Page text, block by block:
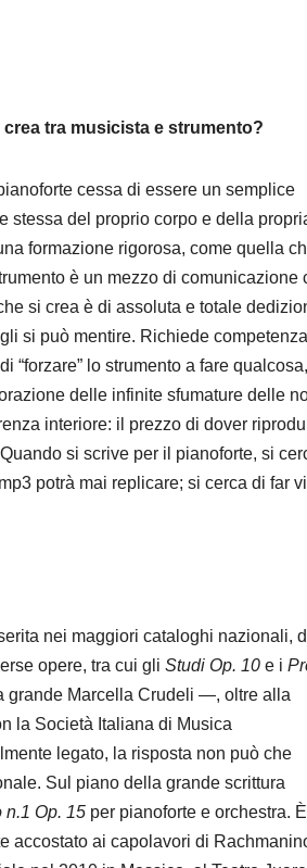
tra musicista e strumento?
cessa di essere un semplice
stessa del proprio corpo e della
formazione rigorosa, come quella
è un mezzo di comunicazione
si crea è di assoluta e totale
si può mentire. Richiede
“forzare” lo strumento a fare
delle infinite sfumature delle
interiore: il prezzo di dover
si scrive per il pianoforte, si
potrà mai replicare; si cerca di far
nei maggiori cataloghi nazionali,
opere, tra cui gli Studi Op. 10 e i
grande Marcella Crudeli —, oltre alla
la Società Italiana di Musica
legato, la risposta non può che
Sul piano della grande scrittura
n.1 Op. 15 per pianoforte e orchestra.
accostato ai capolavori di